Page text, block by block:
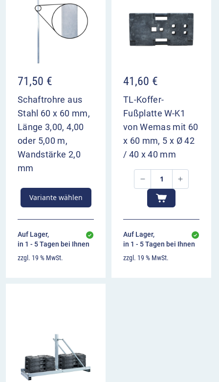
Überleitungstafel ca. 400 m vor dem Bezugspunkt
aufstellen.
VZ 501-61 im Überblick
der rechte Fahrstreifen führt weiter geradeaus
dient zur Vorwarnung der Verkehrsteilnehmer
Bezugspunkt
71,50 €
Schaftrohre aus
Stahl 60 x 60 mm,
Länge 3,00, 4,00
oder 5,00 m,
Wandstärke 2,0
mm
Variante wählen
Auf Lager,
in 1 - 5 Tagen bei Ihnen
zzgl. 19 % MwSt.
41,60 €
TL-Koffer-
Fußplatte W-K1
von Wemas mit 60
x 60 mm, 5 x Ø 42
/ 40 x 40 mm
Auf Lager,
in 1 - 5 Tagen bei Ihnen
zzgl. 19 % MwSt.